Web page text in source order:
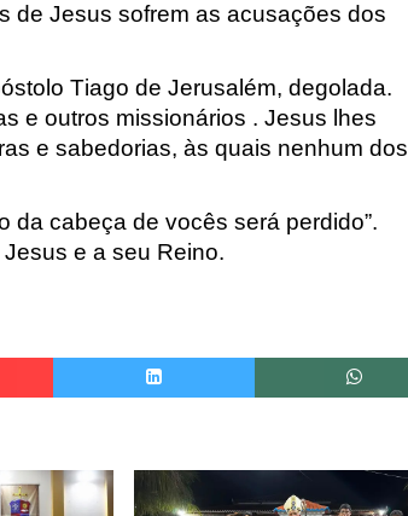
de Jesus sofrem as acusações dos
Tiago de Jerusalém, degolada.
e outros missionários . Jesus lhes
e sabedorias, às quais nenhum dos
da cabeça de vocês será perdido”.
Jesus e a seu Reino.